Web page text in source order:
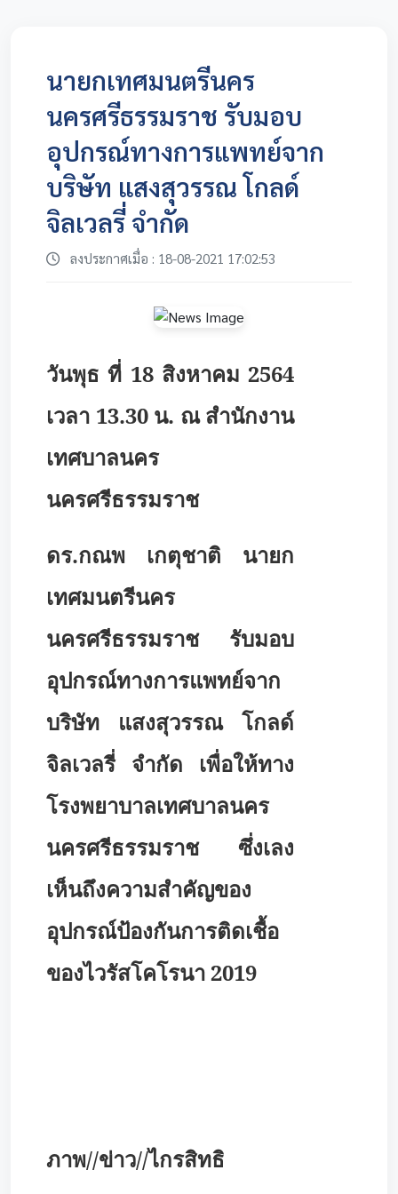
นายกเทศมนตรีนคร
นครศรีธรรมราช รับมอบ
อุปกรณ์ทางการแพทย์จาก
บริษัท แสงสุวรรณ โกลด์
จิลเวลรี่ จำกัด
ลงประกาศเมื่อ : 18-08-2021 17:02:53
วันพุธ ที่ 18 สิงหาคม 2564
เวลา 13.30 น. ณ สำนักงาน
เทศบาลนคร
นครศรีธรรมราช
ดร.กณพ เกตุชาติ นายก
เทศมนตรีนคร
นครศรีธรรมราช รับมอบ
อุปกรณ์ทางการแพทย์จาก
บริษัท แสงสุวรรณ โกลด์
จิลเวลรี่ จำกัด เพื่อให้ทาง
โรงพยาบาลเทศบาลนคร
นครศรีธรรมราช ซึ่งเลง
เห็นถึงความสำคัญของ
อุปกรณ์ป้องกันการติดเชื้อ
ของไวรัสโคโรนา 2019
ภาพ//ข่าว//ไกรสิทธิ